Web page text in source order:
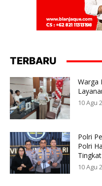
TERBARU
Warga
10 Agu
Polri
Polri
10 Agu